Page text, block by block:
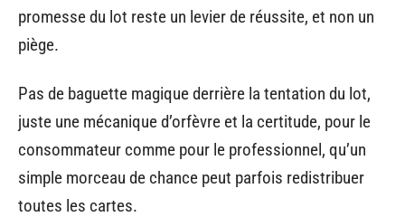
promesse du lot reste un levier de réussite, et non un
piège.
Pas de baguette magique derrière la tentation du lot,
juste une mécanique d’orfèvre et la certitude, pour le
consommateur comme pour le professionnel, qu’un
simple morceau de chance peut parfois redistribuer
toutes les cartes.